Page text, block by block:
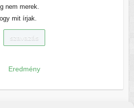
nem merek.
mit írjak.
Eredmény